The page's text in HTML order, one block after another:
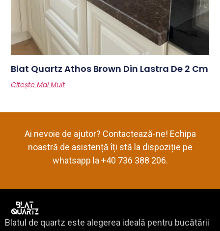
Blat Quartz Athos Brown Din Lastra De 2 Cm
Citește Mai Mult
Ai nevoie de ajutor? Contactează-ne! Echipa
noastră de asistență îți stă la dispoziție pe
whatsapp la +40 736 388 206.
Blatul de quartz este alegerea ideală pentru bucătării